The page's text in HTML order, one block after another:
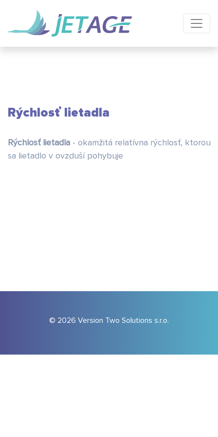
Rýchlosť lietadla
Rýchlosť lietadla - okamžitá relatívna rýchlosť, ktorou
sa lietadlo v ovzduší pohybuje
© 2026 Version Two Solutions s.r.o.